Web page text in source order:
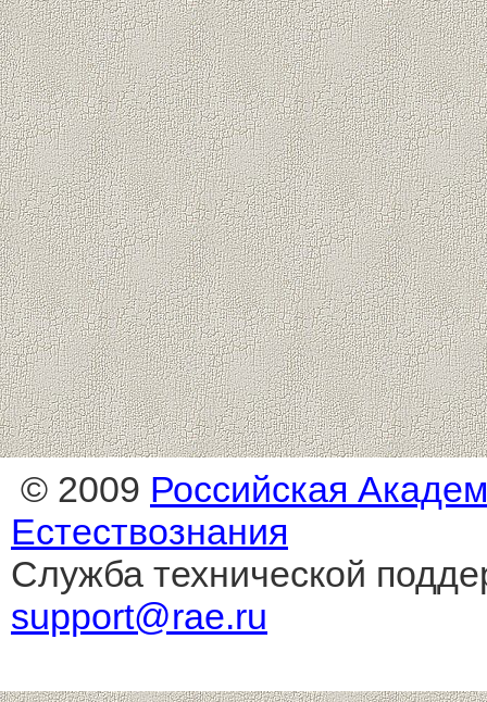
© 2009 Российская
Естествознания
Служба технической
support@rae.ru